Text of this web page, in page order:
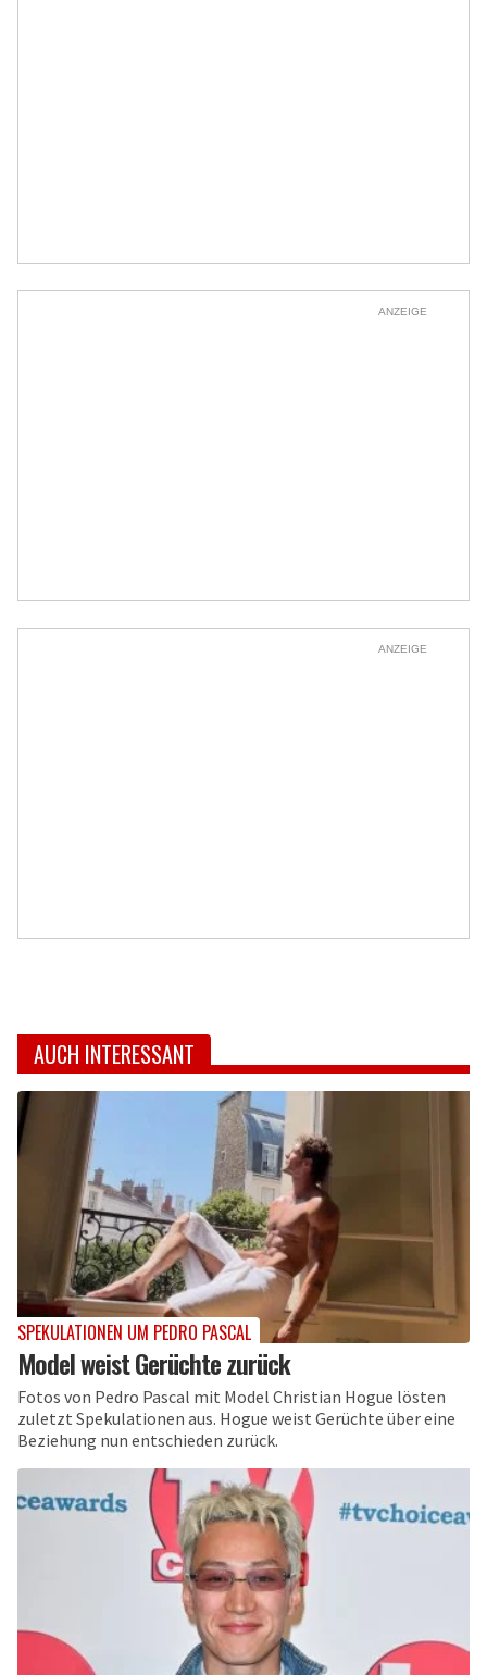
ANZEIGE
ANZEIGE
AUCH INTERESSANT
SPEKULATIONEN UM PEDRO PASCAL
Model weist Gerüchte zurück
Fotos von Pedro Pascal mit Model Christian Hogue lösten
zuletzt Spekulationen aus. Hogue weist Gerüchte über eine
Beziehung nun entschieden zurück.